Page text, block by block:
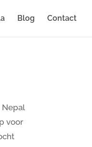
Blog Contact
voor